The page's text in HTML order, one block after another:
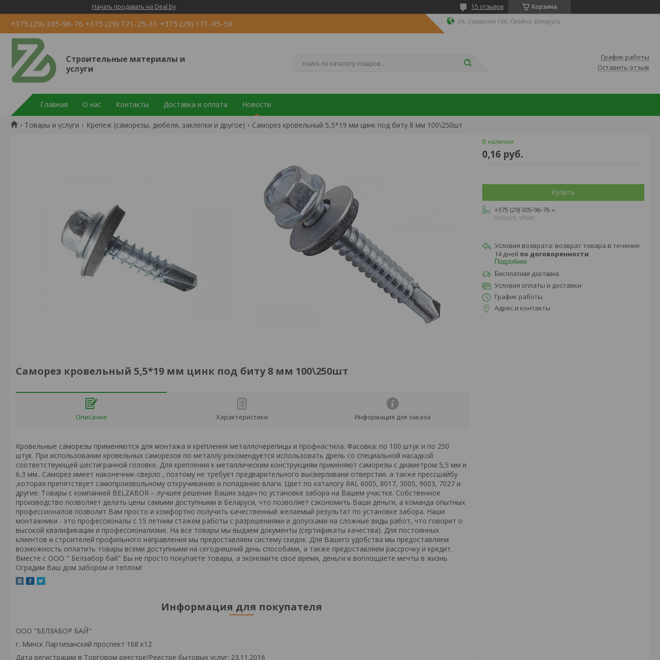
Начать продавать на Deal.by Корзина
15 отзывов
+375 (29) 305-96-76 +375 (29) 771-25-31 +375 (29) 171-95-59 Ул. Суворова 166, Гродно, Беларусь
Строительные материалы и
услуги
График работы
Оставить отзыв
Главная О нас Контакты Доставка и оплата Новости
Товары и услуги Крепеж (саморезы, дюбеля, заклепки и другое) Саморез кровельный 5,5*19 мм цинк под биту 8 мм 100\250шт
Саморез кровельный 5,5*19 мм цинк под биту 8 мм 100\250шт
Описание Характеристики Информация для заказа
Кровельные саморезы применяются для монтажа и крепления металлочерепицы и профнастила. Фасовка: по 100 штук и по 250
штук. При использовании кровельных саморезов по металлу рекомендуется использовать дрель со специальной насадкой
соответствующей шестигранной головке. Для крепления к металлическим конструкциям применяют саморезы с диаметром 5,5 мм и
6,3 мм.. Саморез имеет наконечник-сверло , поэтому не требует предварительного высверливани отверстия. а также прессшайбу
,которая препятствует самопроизвольному откручиванию и попаданию влаги. Цвет по каталогу RAL 6005, 8017, 3005, 9003, 7027 и
другие. Товары с компанией BELZABOR – лучшее решение Ваших задач по установке забора на Вашем участке. Собственное
производство позволяет делать цены самыми доступными в Беларуси, что позволяет сэкономить Ваши деньги, а команда опытных
профессионалов позволит Вам просто и комфортно получить качественный желаемый результат по установке забора. Наши
монтажники - это профессионалы с 15 летним стажем работы с разрешениями и допусками на сложные виды работ, что говорит о
высокой квалификации и профессионализме. На все товары мы выдаем документы (сертификаты качества). Для постоянных
клиентов и строителей профильного направления мы предоставляем систему скидок. Для Вашего удобства мы предоставляем
возможность оплатить товары всеми доступными на сегодняшний день способами, а также предоставляем рассрочку и кредит.
Вместе с ООО " Белзабор бай" Вы не просто покупаете товары, а экономите своё время, деньги и воплощаете мечты в жизнь.
Оградим Ваш дом забором и теплом!
Информация для покупателя
ООО "БЕЛЗАБОР БАЙ"
г. Минск Партизанский проспект 168 к12
Дата регистрации в Торговом реестре/Реестре бытовых услуг: 23.11.2016
В наличии
0,16 руб.
Купить
+375 (29) 305-96-76
Velcom, Viber
возврат товара в течение
14 дней по договоренности
Подробнее
Бесплатная доставка
Условия оплаты и доставки
График работы
Адрес и контакты